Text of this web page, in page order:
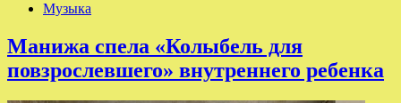
Музыка
Манижа спела «Колыбель для
повзрослевшего» внутреннего ребенка